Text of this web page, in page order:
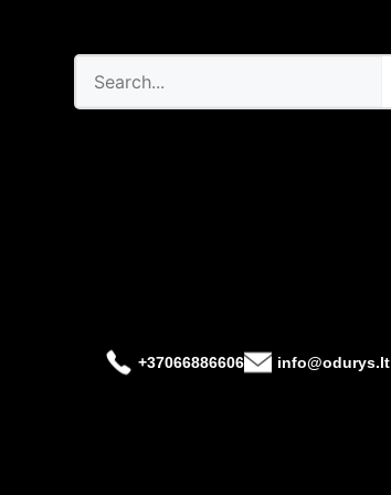
+37066886606 info@odurys.lt